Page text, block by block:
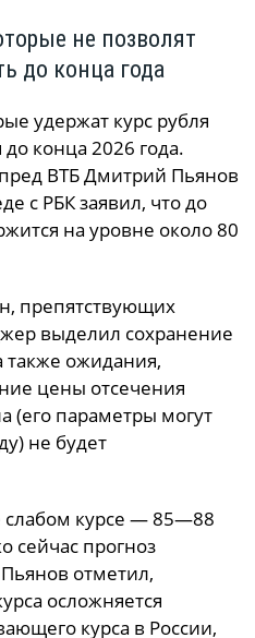
не позволят
до конца года
удержат курс рубля
конца 2026 года.
ВТБ Дмитрий Пьянов
с РБК заявил, что до
на уровне около 80
препятствующих
выделил сохранение
также ожидания,
цены отсечения
(его параметры могут
не будет
слабом курсе — 85—88
сейчас прогноз
отметил,
осложняется
курса в России,